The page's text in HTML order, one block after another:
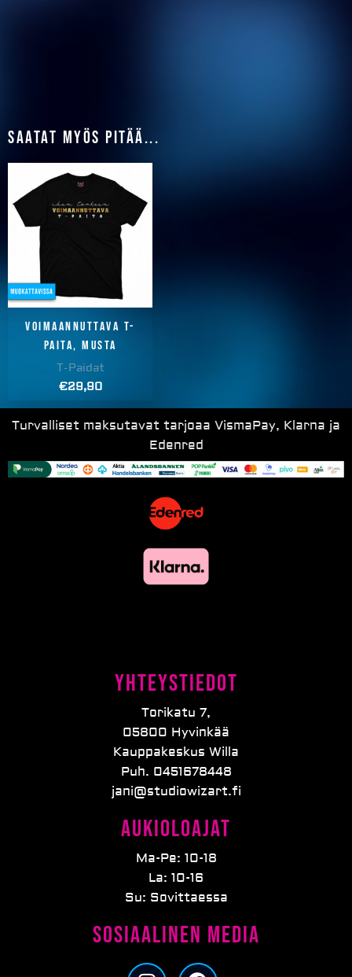
Saatat myös pitää...
Voimaannuttava T-
paita, musta
T-Paidat
€29,90
Turvalliset maksutavat tarjoaa VismaPay, Klarna ja
Edenred
Yhteystiedot
Torikatu 7,
05800 Hyvinkää
Kauppakeskus Willa
Puh. 0451678448
jani@studiowizart.fi
Aukioloajat
Ma-Pe: 10-18
La: 10-16
Su: Sovittaessa
Sosiaalinen media
I F